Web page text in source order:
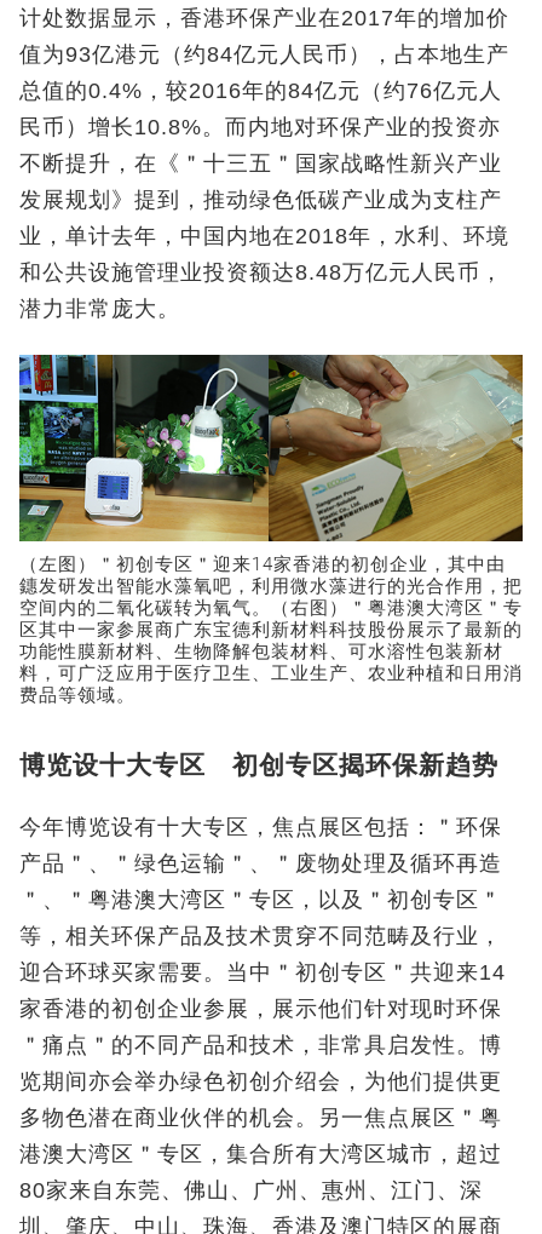
计处数据显示，香港环保产业在2017年的增加价
值为93亿港元（约84亿元人民币），占本地生产
总值的0.4%，较2016年的84亿元（约76亿元人
民币）增长10.8%。而内地对环保产业的投资亦
不断提升，在《＂十三五＂国家战略性新兴产业
发展规划》提到，推动绿色低碳产业成为支柱产
业，单计去年，中国内地在2018年，水利、环境
和公共设施管理业投资额达8.48万亿元人民币，
潜力非常庞大。
（左图）＂初创专区＂迎来14家香港的初创企业，其中由
鏸发研发出智能水藻氧吧，利用微水藻进行的光合作用，把
空间内的二氧化碳转为氧气。（右图）＂粤港澳大湾区＂专
区其中一家参展商广东宝德利新材料科技股份展示了最新的
功能性膜新材料、生物降解包装材料、可水溶性包装新材
料，可广泛应用于医疗卫生、工业生产、农业种植和日用消
费品等领域。
博览设十大专区 初创专区揭环保新趋势
今年博览设有十大专区，焦点展区包括：＂环保
产品＂、＂绿色运输＂、＂废物处理及循环再造
＂、＂粤港澳大湾区＂专区，以及＂初创专区＂
等，相关环保产品及技术贯穿不同范畴及行业，
迎合环球买家需要。当中＂初创专区＂共迎来14
家香港的初创企业参展，展示他们针对现时环保
＂痛点＂的不同产品和技术，非常具启发性。博
览期间亦会举办绿色初创介绍会，为他们提供更
多物色潜在商业伙伴的机会。另一焦点展区＂粤
港澳大湾区＂专区，集合所有大湾区城市，超过
80家来自东莞、佛山、广州、惠州、江门、深
圳、肇庆、中山、珠海、香港及澳门特区的展商